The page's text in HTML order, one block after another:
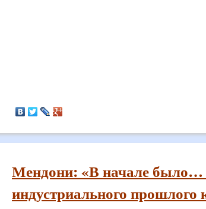
Мендони: «В начале
индустриального прошлого